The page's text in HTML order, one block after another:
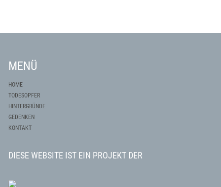
MENÜ
HOME
TODESOPFER
HINTERGRÜNDE
GEDENKEN
KONTAKT
DIESE WEBSITE IST EIN PROJEKT DER